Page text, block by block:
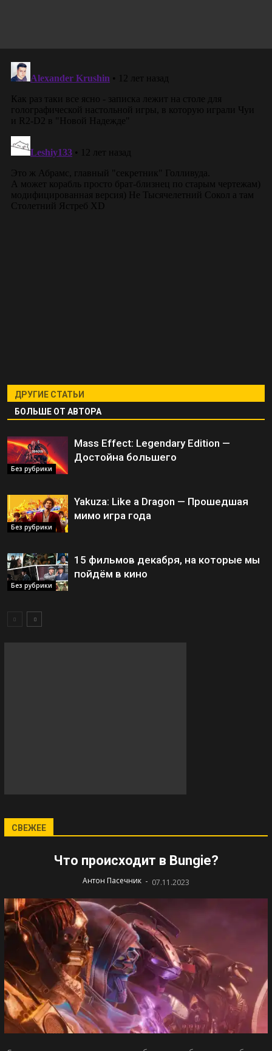
ДРУГИЕ СТАТЬИ
БОЛЬШЕ ОТ АВТОРА
Без рубрики
Mass Effect: Legendary Edition —
Достойна большего
Без рубрики
Yakuza: Like a Dragon — Прошедшая
мимо игра года
Без рубрики
15 фильмов декабря, на которые мы
пойдём в кино
СВЕЖЕЕ
Что происходит в Bungie?
Антон Пасечник - 07.11.2023